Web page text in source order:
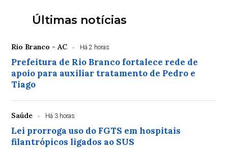
Últimas notícias
Rio Branco - AC Há 2 horas
Prefeitura de Rio Branco fortalece rede de
apoio para auxiliar tratamento de Pedro e
Tiago
Saúde Há 3 horas
Lei prorroga uso do FGTS em hospitais
filantrópicos ligados ao SUS